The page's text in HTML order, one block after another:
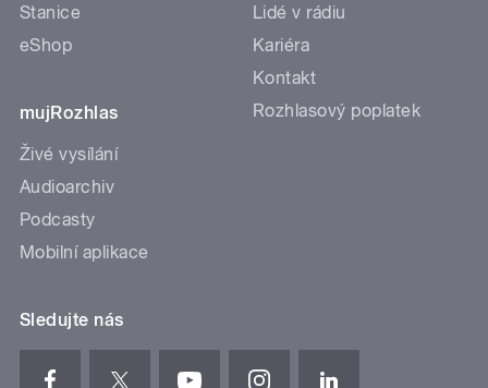
Stanice
eShop
mujRozhlas
Živé vysílání
Audioarchiv
Podcasty
Mobilní aplikace
Lidé v rádiu
Kariéra
Kontakt
Rozhlasový poplatek
Sledujte nás